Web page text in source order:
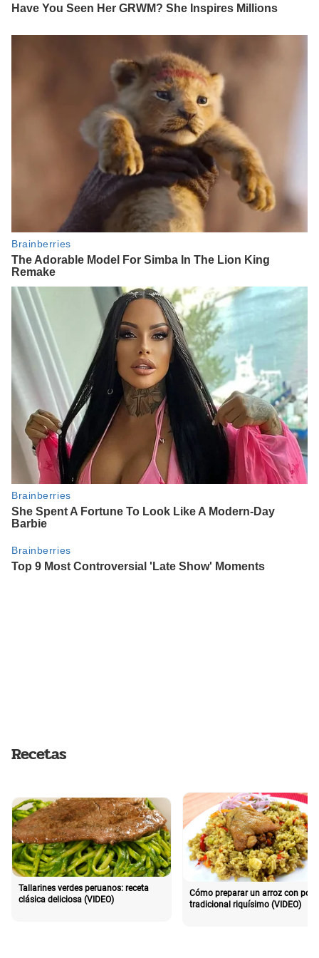
Recetas
Tallarines verdes peruanos: receta
clásica deliciosa (VIDEO)
Cómo preparar un arroz con pollo
tradicional riquísimo (VIDEO)